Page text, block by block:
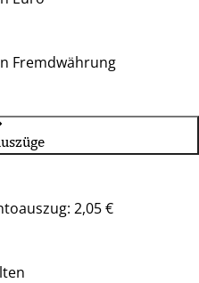
Fremdwährung
2,05 €